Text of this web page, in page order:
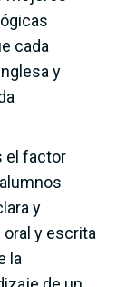
cada
y
el factor
y
y escrita
la